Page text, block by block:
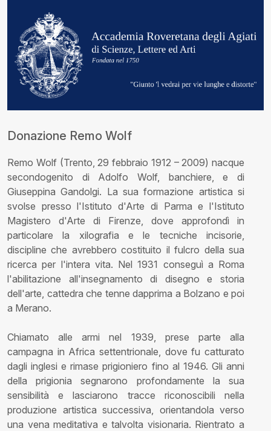
Donazione Remo Wolf
Remo Wolf (Trento, 29 febbraio 1912 – 2009) nacque
secondogenito di Adolfo Wolf, banchiere, e di
Giuseppina Gandolgi. La sua formazione artistica si
svolse presso l'Istituto d'Arte di Parma e l'Istituto
Magistero d'Arte di Firenze, dove approfondì in
particolare la xilografia e le tecniche incisorie,
discipline che avrebbero costituito il fulcro della sua
ricerca per l'intera vita. Nel 1931 conseguì a Roma
l'abilitazione all'insegnamento di disegno e storia
dell'arte, cattedra che tenne dapprima a Bolzano e poi
a Merano.
Chiamato alle armi nel 1939, prese parte alla
campagna in Africa settentrionale, dove fu catturato
dagli inglesi e rimase prigioniero fino al 1946. Gli anni
della prigionia segnarono profondamente la sua
sensibilità e lasciarono tracce riconoscibili nella
produzione artistica successiva, orientandola verso
una vena meditativa e talvolta visionaria. Rientrato a